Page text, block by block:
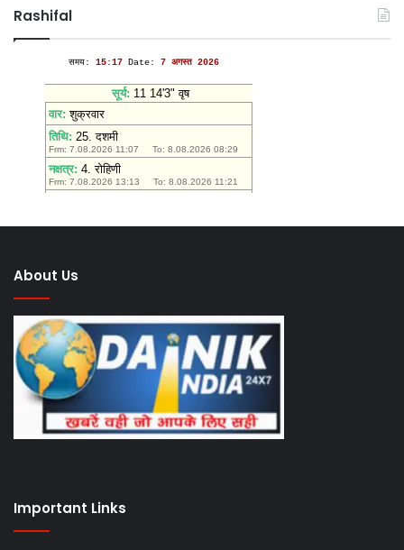
मंदिर
में
Rashifal
About Us
Important Links